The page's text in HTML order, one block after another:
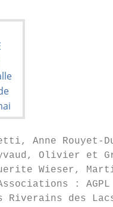
Anne
Olivier et
Wieser,
:
Riverains des